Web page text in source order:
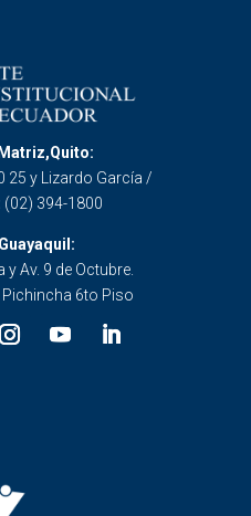
25 y Lizardo García /
(02) 394-1800
y Av. 9 de Octubre.
6to Piso